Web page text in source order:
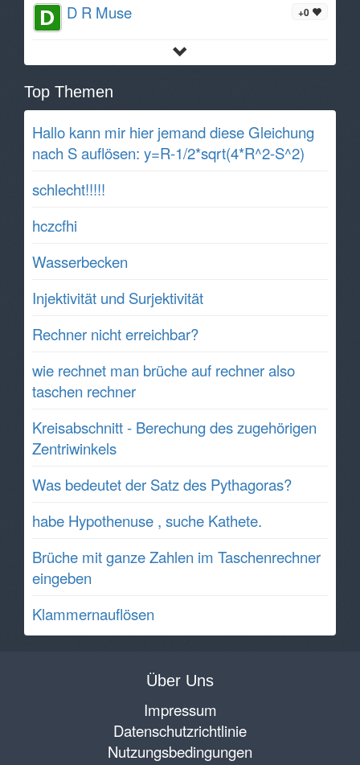
+0
D R Muse
Top Themen
Hallo kann mir hier jemand diese Gleichung
nach S auflösen: y=R-1/2*sqrt(4*R^2-S^2)
schlecht!!!!!
hczcfhi
Wasserbecken
Injektivität und Surjektivität
Rechner nicht erreichbar?
wie rechnet man brüche auf rechner also
taschen rechner
Kreisabschnitt - Berechung des zugehörigen
Zentriwinkels
Was bedeutet der Satz des Pythagoras?
habe Hypothenuse , suche Kathete.
Brüche mit ganze Zahlen im Taschenrechner
eingeben
Klammernauflösen
Über Uns
Impressum
Datenschutzrichtlinie
Nutzungsbedingungen